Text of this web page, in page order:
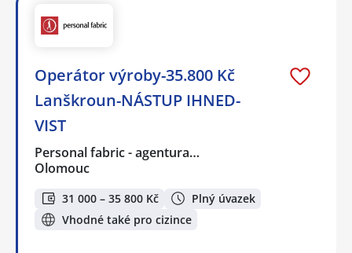
Operátor výroby-35.800 Kč
Lanškroun-NÁSTUP IHNED-
VIST
Personal fabric - agentura…
Olomouc
31 000 – 35 800 Kč
Plný úvazek
Vhodné také pro cizince